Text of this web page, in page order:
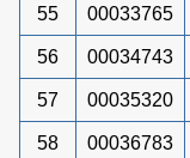
55 00033765
56 00034743
57 00035320
58 00036783